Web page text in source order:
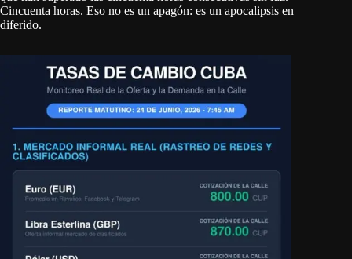
Cincuenta horas. Eso no es un apagón: es un apocalipsis en
diferido.